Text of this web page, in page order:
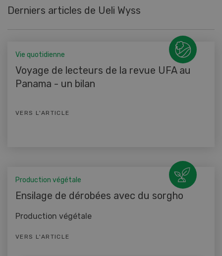
Derniers articles de Ueli Wyss
Vie quotidienne
Voyage de lecteurs de la revue UFA au
Panama - un bilan
VERS L'ARTICLE
Production végétale
Ensilage de dérobées avec du sorgho
Production végétale
VERS L'ARTICLE